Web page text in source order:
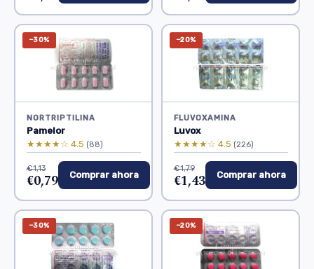
−30%
NORTRIPTILINA
Pamelor
★★★★☆ 4.5 (88)
€1,13
€0,79 Comprar ahora
−20%
FLUVOXAMINA
Luvox
★★★★☆ 4.5 (226)
€1,79
€1,43 Comprar ahora
−30% −20%